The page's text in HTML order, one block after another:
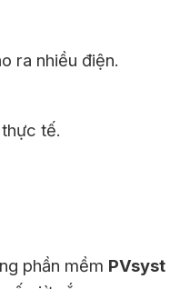
ra nhiều điện.
tế.
phần mềm PVsyst